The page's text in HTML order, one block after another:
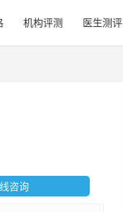
机构评测 医生测评
咨询